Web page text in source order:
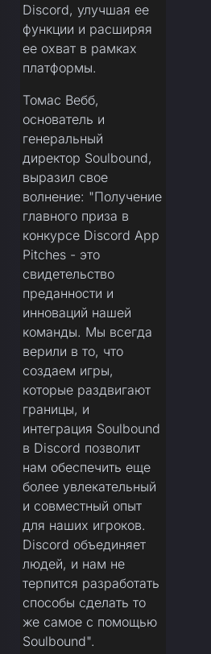
Discord, улучшая ее
функции и расширяя
ее охват в рамках
платформы.
Томас Вебб,
основатель и
генеральный
директор Soulbound,
выразил свое
волнение: "Получение
главного приза в
конкурсе Discord App
Pitches - это
свидетельство
преданности и
инноваций нашей
команды. Мы всегда
верили в то, что
создаем игры,
которые раздвигают
границы, и
интеграция Soulbound
в Discord позволит
нам обеспечить еще
более увлекательный
и совместный опыт
для наших игроков.
Discord объединяет
людей, и нам не
терпится разработать
способы сделать то
же самое с помощью
Soulbound".